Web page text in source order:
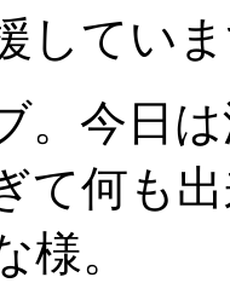
してい
。今日
て何も
様。